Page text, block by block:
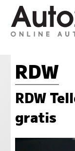
RDW
RDW
gratis